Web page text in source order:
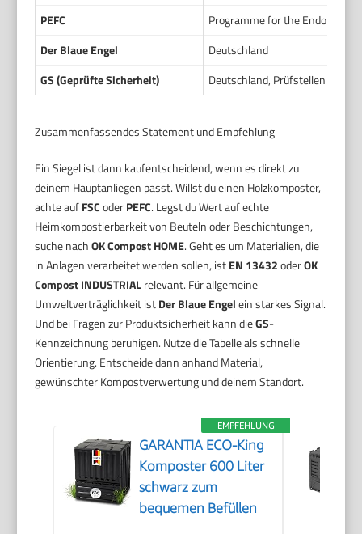
PEFC
Programme for the
Der Blaue Engel
Deutschland
GS (Geprüfte Sicherheit)
Deutschland, Prüfstellen wie
Zusammenfassendes Statement und Empfehlung
Ein Siegel ist dann kaufentscheidend, wenn es direkt zu
deinem Hauptanliegen passt. Willst du einen Holzkomposter,
achte aufFSCoderPEFC. Legst du Wert auf echte
Heimkompostierbarkeit von Beuteln oder Beschichtungen,
suche nachOK Compost HOME. Geht es um Materialien, die
in Anlagen verarbeitet werden sollen, istEN 13432oderOK
Compost INDUSTRIALrelevant. Für allgemeine
Umweltverträglichkeit istDer Blaue Engelein starkes Signal.
Und bei Fragen zur Produktsicherheit kann dieGS-
Kennzeichnung beruhigen. Nutze die Tabelle als schnelle
Orientierung. Entscheide dann anhand Material,
gewünschter Kompostverwertung und deinem Standort.
EMPFEHLUNG
GARANTIA ECO-King
Komposter 600 Liter
schwarz zum
bequemen Befüllen